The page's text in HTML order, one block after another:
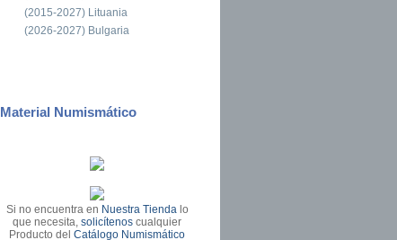
(2015-2027) Lituania
(2026-2027) Bulgaria
Material Numismático
Si no encuentra en Nuestra Tienda lo
que necesita,solicítenos cualquier
Producto delCatálogo Numismático